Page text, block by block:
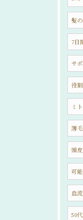
髪
7日
サ
役割
ミ
薄
頭
可
血
50